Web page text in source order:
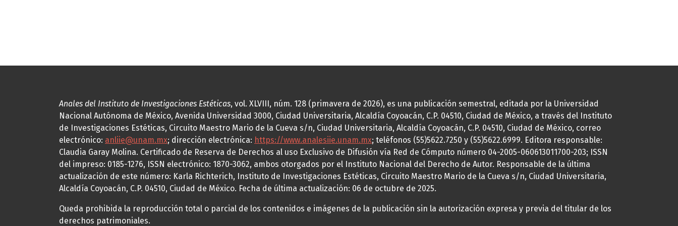
Anales del Instituto de Investigaciones Estéticas, vol. XLVIII, núm. 128 (primavera de 2026), es una publicación semestral, editada por la Universidad
Nacional Autónoma de México, Avenida Universidad 3000, Ciudad Universitaria, Alcaldía Coyoacán, C.P. 04510, Ciudad de México, a través del Instituto
de Investigaciones Estéticas, Circuito Maestro Mario de la Cueva s/n, Ciudad Universitaria, Alcaldía Coyoacán, C.P. 04510, Ciudad de México, correo
electrónico: anliie@unam.mx; dirección electrónica: https://www.analesiie.unam.mx; teléfonos (55)5622.7250 y (55)5622.6999. Editora responsable:
Claudia Garay Molina. Certificado de Reserva de Derechos al uso Exclusivo de Difusión vía Red de Cómputo número 04-2005-060613011700-203; ISSN
del impreso: 0185-1276, ISSN electrónico: 1870-3062, ambos otorgados por el Instituto Nacional del Derecho de Autor. Responsable de la última
actualización de este número: Karla Richterich, Instituto de Investigaciones Estéticas, Circuito Maestro Mario de la Cueva s/n, Ciudad Universitaria,
Alcaldía Coyoacán, C.P. 04510, Ciudad de México. Fecha de última actualización: 06 de octubre de 2025.
Queda prohibida la reproducción total o parcial de los contenidos e imágenes de la publicación sin la autorización expresa y previa del titular de los
derechos patrimoniales.